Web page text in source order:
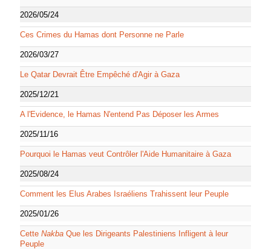
2026/05/24
Ces Crimes du Hamas dont Personne ne Parle
2026/03/27
Le Qatar Devrait Être Empêché d'Agir à Gaza
2025/12/21
A l'Evidence, le Hamas N'entend Pas Déposer les Armes
2025/11/16
Pourquoi le Hamas veut Contrôler l'Aide Humanitaire à Gaza
2025/08/24
Comment les Elus Arabes Israéliens Trahissent leur Peuple
2025/01/26
Cette Nakba Que les Dirigeants Palestiniens Infligent à leur
Peuple